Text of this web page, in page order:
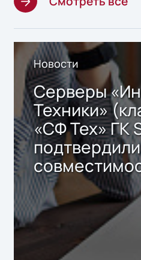
Новости
Серверы
Техники»
«СФ Тех» ГК
подтвердили
решением
Storage 2.x
хранения